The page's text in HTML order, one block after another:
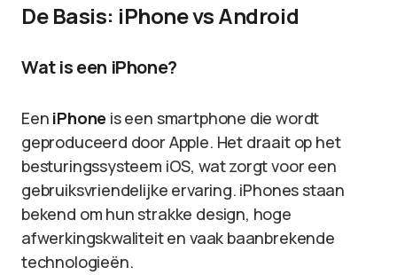
De Basis: iPhone vs Android
Wat is een iPhone?
Een iPhone is een smartphone die wordt
geproduceerd door Apple. Het draait op het
besturingssysteem iOS, wat zorgt voor een
gebruiksvriendelijke ervaring. iPhones staan
bekend om hun strakke design, hoge
afwerkingskwaliteit en vaak baanbrekende
technologieën.